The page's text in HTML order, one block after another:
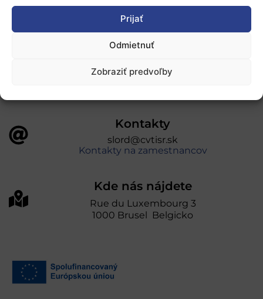
Prijať
Odmietnuť
Zobraziť predvoľby
„Projekt SK4ERA II je spolufinancovaný Európskou
prevádzkuje Centrum vedecko-technických
informácií SR“
Kontakty
slord@cvtisr.sk
Kontakty na zamestnancov
Kde nás nájdete
Rue du Luxembourg 3
1000 Brusel Belgicko